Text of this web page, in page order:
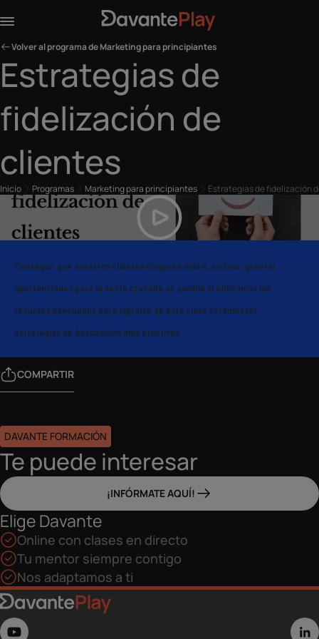
Volver al programa de Marketing para principiantes
Estrategias de
fidelización de
clientes
Inicio Programas Marketing para principiantes Estrategias de fidelización
Conseguir que nuestros clientes compren más e, incluso, generar
oportunidades para la venta cruzada es posible si utilizamos los
recursos adecuados para lograrlo. En esta clase veremos las
estrategias de fidelización más efectivas.
COMPARTIR
DAVANTE FORMACIÓN
Te puede interesar
¡INFÓRMATE AQUÍ!
Elige Davante
Online con clases en directo
Tu mentor siempre contigo
Nos adaptamos a ti